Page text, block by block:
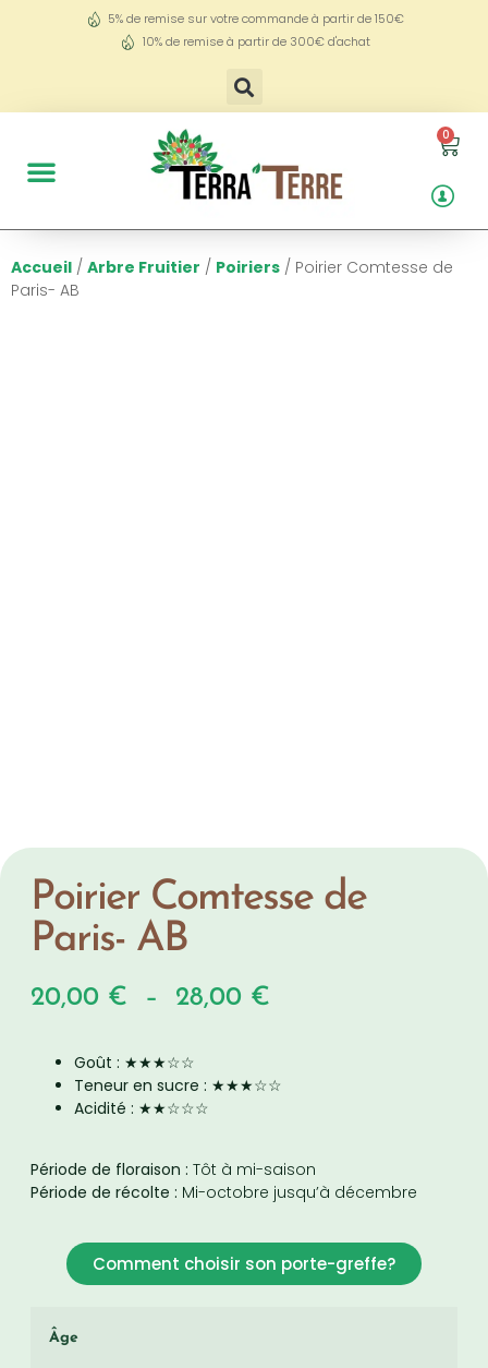
5% de remise sur votre commande à partir de 150€
10% de remise à partir de 300€ d'achat
0
Accueil / Arbre Fruitier / Poiriers / Poirier Comtesse de
Paris- AB
Poirier Comtesse de
Paris- AB
20,00 € – 28,00 €
Goût : ★★★☆☆
Teneur en sucre : ★★★☆☆
Acidité : ★★☆☆☆
Période de floraison : Tôt à mi-saison
Période de récolte : Mi-octobre jusqu’à décembre
Comment choisir son porte-greffe?
Âge